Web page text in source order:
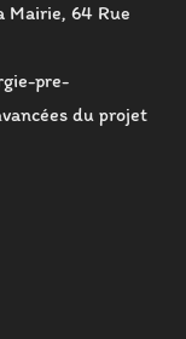
Mairie, 64 Rue
pre-
du projet